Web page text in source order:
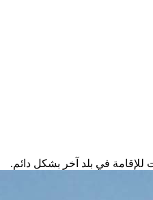
للإقامة في بلد آخر بشكل دائم.